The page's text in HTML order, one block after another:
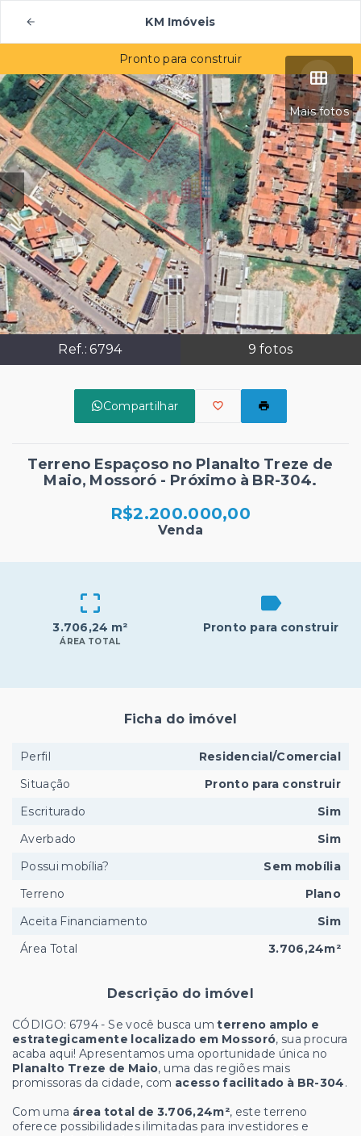
KM Imóveis
Mais fotos
Ref.:6794 9 fotos
Pronto para construir
Compartilhar
Terreno Espaçoso no Planalto Treze de
Maio, Mossoró - Próximo à BR-304.
R$2.200.000,00
Venda
3.706,24 m²
ÁREA TOTAL
Pronto para construir
Descrição do imóvel
CÓDIGO: 6794 - Se você busca umterreno amplo e
estrategicamente localizado em Mossoró, sua procura
acaba aqui! Apresentamos uma oportunidade única no
Planalto Treze de Maio, uma das regiões mais
promissoras da cidade, com acesso facilitado à BR-304.
Com uma área total de 3.706,24m², este terreno
oferece possibilidades ilimitadas para investidores e
Ficha do imóvel
Perfil
Residencial/Comercial
Situação
Pronto para construir
Escriturado
Sim
Averbado
Sim
Possui mobília?
Sem mobília
Terreno
Plano
Aceita Financiamento
Sim
Área Total
3.706,24m²